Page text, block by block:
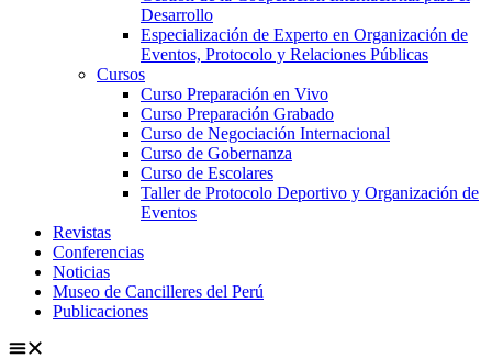
Desarrollo
Especialización de Experto en Organización de
Eventos, Protocolo y Relaciones Públicas
Cursos
Curso Preparación en Vivo
Curso Preparación Grabado
Curso de Negociación Internacional
Curso de Gobernanza
Curso de Escolares
Taller de Protocolo Deportivo y Organización de
Eventos
Revistas
Conferencias
Noticias
Museo de Cancilleres del Perú
Publicaciones